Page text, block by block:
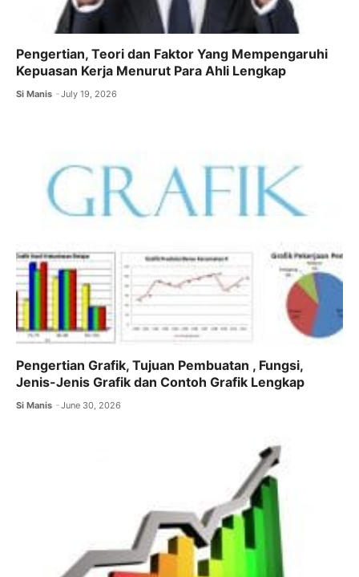
Pengertian, Teori dan Faktor Yang Mempengaruhi
Kepuasan Kerja Menurut Para Ahli Lengkap
Si Manis July 19, 2026
Pengertian Grafik, Tujuan Pembuatan , Fungsi,
Jenis-Jenis Grafik dan Contoh Grafik Lengkap
Si Manis June 30, 2026